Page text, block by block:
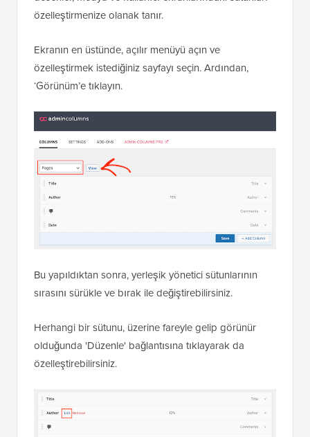
özelleştirmenize olanak tanır.
Ekranın en üstünde, açılır menüyü açın ve
özelleştirmek istediğiniz sayfayı seçin. Ardından,
‘Görünüm’e tıklayın.
Bu yapıldıktan sonra, yerleşik yönetici sütunlarının
sırasını sürükle ve bırak ile değiştirebilirsiniz.
Herhangi bir sütunu, üzerine fareyle gelip görünür
olduğunda 'Düzenle' bağlantısına tıklayarak da
özelleştirebilirsiniz.